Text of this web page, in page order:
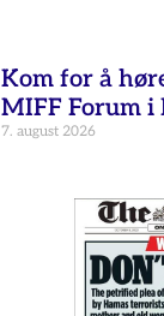
Kom for å
MIFF Forum
7. august 2026